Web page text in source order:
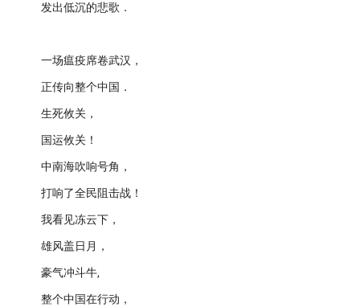
发出低沉的悲歌．
一场瘟疫席卷武汉，
正传向整个中国．
生死攸关，
国运攸关！
中南海吹响号角，
打响了全民阻击战！
我看见冻云下，
雄风盖日月，
豪气冲斗牛,
整个中国在行动，